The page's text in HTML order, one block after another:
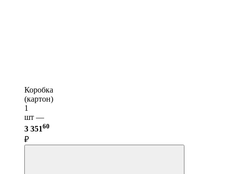
Коробка
(картон)
1
шт —
3 35160
₽